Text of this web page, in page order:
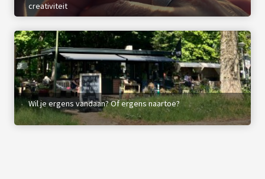
creativiteit
Wil je ergens vandaan? Of ergens naartoe?